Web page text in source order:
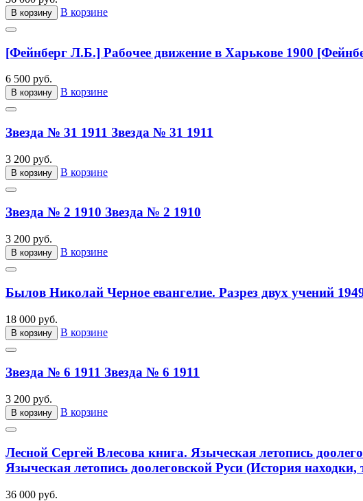
В корзину В корзине
[Фейнберг Л.Б.] Рабочее движение в Харькове 1900
6 500 руб.
В корзину В корзине
Звезда № 31 1911 Звезда № 31 1911
3 200 руб.
В корзину В корзине
Звезда № 2 1910 Звезда № 2 1910
3 200 руб.
В корзину В корзине
Былов Николай Черное евангелие. Разрез двух учений
18 000 руб.
В корзину В корзине
Звезда № 6 1911 Звезда № 6 1911
3 200 руб.
В корзину В корзине
Лесной Сергей Влесова книга. Языческая летопись
Языческая летопись доолеговской Руси (История
36 000 руб.